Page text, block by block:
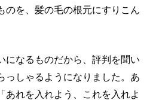
のを、髪の毛の根元にすりこん
になるものだから、評判を聞い
っしゃるようになりました。あ
あれを入れよう、これを入れよ